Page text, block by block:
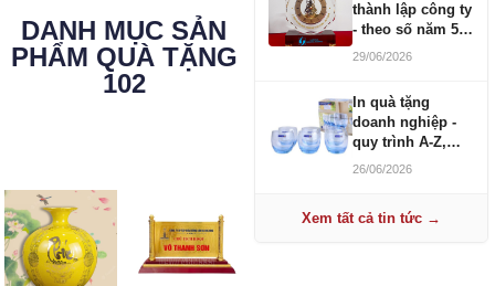
DANH MỤC SẢN
PHẨM QUÀ TẶNG
102
thành lập công ty
- theo số năm 5,
10, 20, 30, 50
29/06/2026
In quà tặng
doanh nghiệp -
quy trình A-Z,
báo giá và thời
26/06/2026
Xem tất cả tin tức →